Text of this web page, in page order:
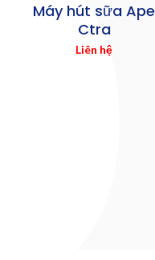
Máy hút sữa Ape
Ctra
Liên hệ